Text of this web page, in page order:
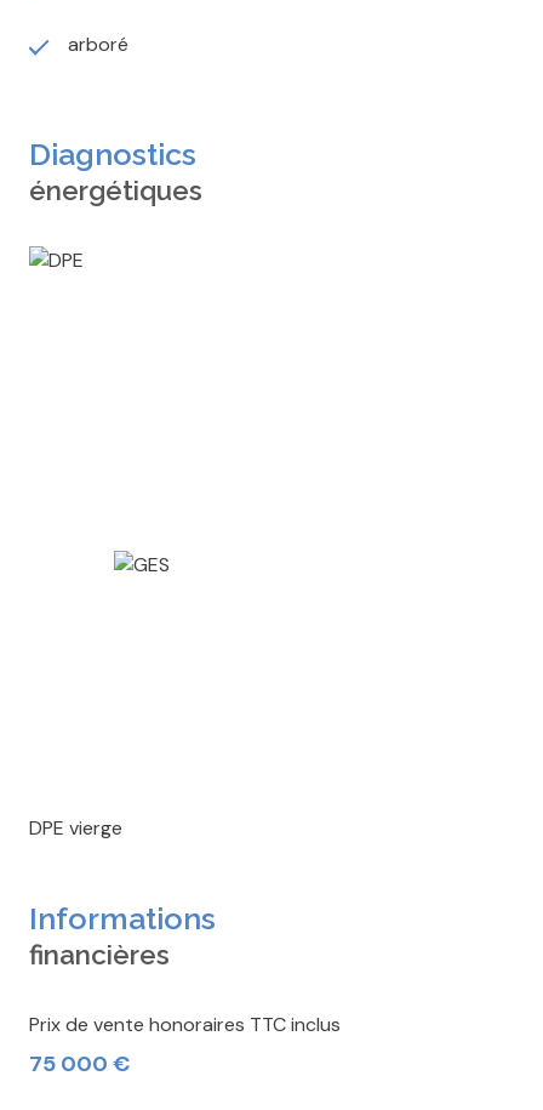
arboré
Diagnostics
énergétiques
DPE vierge
Informations
financières
Prix de vente honoraires TTC inclus
75 000 €